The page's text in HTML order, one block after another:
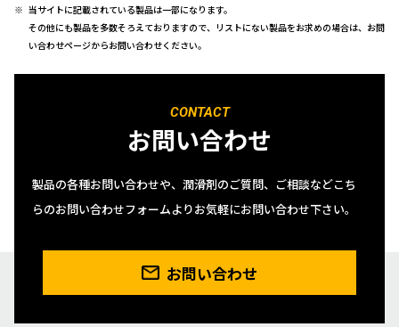
当サイトに記載されている製品は一部になります。
その他にも製品を多数そろえておりますので、リストにない製品をお求めの場合は、お問
い合わせページからお問い合わせください。
CONTACT
お問い合わせ
製品の各種お問い合わせや、潤滑剤のご質問、ご相談などこち
らのお問い合わせフォームよりお気軽にお問い合わせ下さい。
お問い合わせ